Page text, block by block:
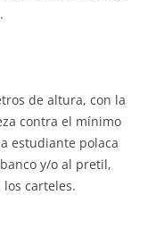
de altura, con la
contra el mínimo
estudiante polaca
y/o al pretil,
carteles.